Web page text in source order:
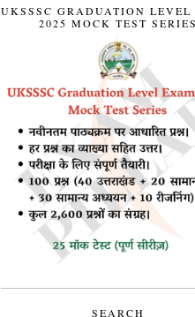
UKSSSC GRADUATION LEVEL
2025 MOCK TEST SERIES
SEARCH